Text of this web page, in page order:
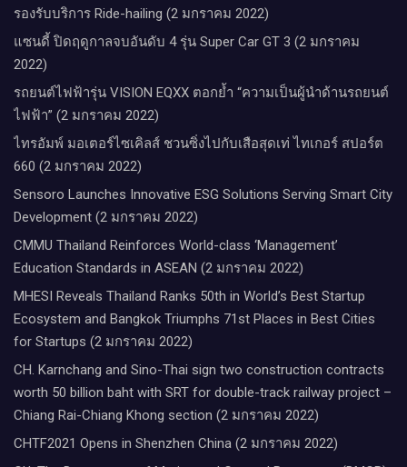
รองรับบริการ Ride-hailing (2 มกราคม 2022)
แซนดี้ ปิดฤดูกาลจบอันดับ 4 รุ่น Super Car GT 3 (2 มกราคม
2022)
รถยนต์ไฟฟ้ารุ่น VISION EQXX ตอกย้ำ “ความเป็นผู้นำด้านรถยนต์
ไฟฟ้า” (2 มกราคม 2022)
ไทรอัมพ์ มอเตอร์ไซเคิลส์ ชวนซิ่งไปกับเสือสุดเท่ ไทเกอร์ สปอร์ต
660 (2 มกราคม 2022)
Sensoro Launches Innovative ESG Solutions Serving Smart City
Development (2 มกราคม 2022)
CMMU Thailand Reinforces World-class ‘Management’
Education Standards in ASEAN (2 มกราคม 2022)
MHESI Reveals Thailand Ranks 50th in World’s Best Startup
Ecosystem and Bangkok Triumphs 71st Places in Best Cities
for Startups (2 มกราคม 2022)
CH. Karnchang and Sino-Thai sign two construction contracts
worth 50 billion baht with SRT for double-track railway project –
Chiang Rai-Chiang Khong section (2 มกราคม 2022)
CHTF2021 Opens in Shenzhen China (2 มกราคม 2022)